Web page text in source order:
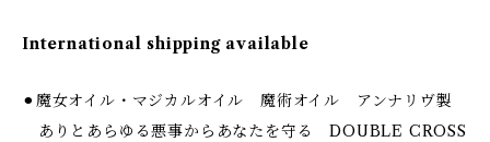
International shipping available
⚫︎魔女オイル・マジカルオイル 魔術オイル アンナリヴ製
ありとあらゆる悪事からあなたを守る DOUBLE CROSS